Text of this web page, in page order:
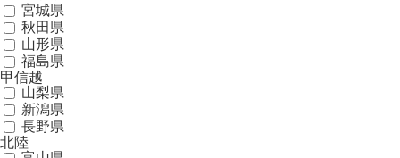
宮城県
秋田県
山形県
福島県
甲信越
山梨県
新潟県
長野県
北陸